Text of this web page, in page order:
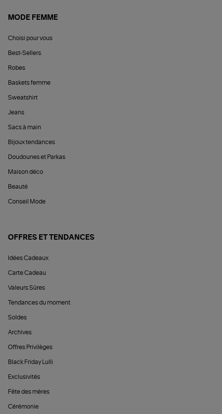
MODE FEMME
Choisi pour vous
Best-Sellers
Robes
Baskets femme
Sweatshirt
Jeans
Sacs à main
Bijoux tendances
Doudounes et Parkas
Maison déco
Beauté
Conseil Mode
OFFRES ET TENDANCES
Idées Cadeaux
Carte Cadeau
Valeurs Sûres
Tendances du moment
Soldes
Archives
Offres Privilèges
Black Friday Lulli
Exclusivités
Fête des mères
Cérémonie